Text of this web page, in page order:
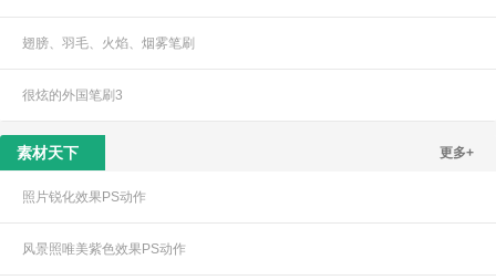
翅膀、羽毛、火焰、烟雾笔刷
很炫的外国笔刷3
素材天下 更多+
照片锐化效果PS动作
风景照唯美紫色效果PS动作